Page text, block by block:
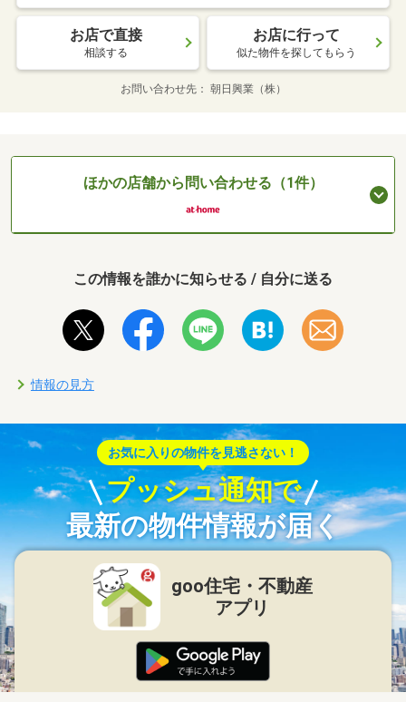
お店で直接
相談する
お店に行って
似た物件を探してもらう
お問い合わせ先 朝日興業（株）
ほかの店舗から問い合わせる（1件）
この情報を誰かに知らせる / 自分に送る
情報の見方
お気に入りの物件を見逃さない！
プッシュ通知で
最新の物件情報が届く
goo住宅・不動産
アプリ